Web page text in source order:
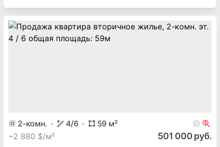
2-комн. 4/6 59 м²
~2 880 $/м² 501 000 руб.